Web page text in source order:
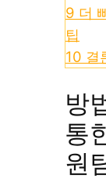
9 더
팁
10 결
방
통
원